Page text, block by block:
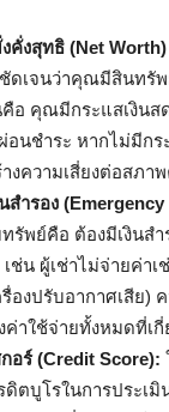
คั่งสุทธิ (Net
ดเจนว่าคุณมีสินทรั
อ คุณมีกระแสเงินส
อนชำระ หากไม่มีกร
งความเสี่ยงต่อสภาพ
สำรอง
รัพย์คือ ต้องมีเงินส
ช่น ผู้เช่าไม่จ่ายค่า
องปรับอากาศเสีย) ค
ค่าใช้จ่ายทั้งหมดที่เ
อร์ (Credit Score):
ดิตบูโรในการประเ